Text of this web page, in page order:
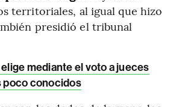
territoriales, al igual que hizo
presidió el tribunal
mediante el voto a jueces
poco conocidos